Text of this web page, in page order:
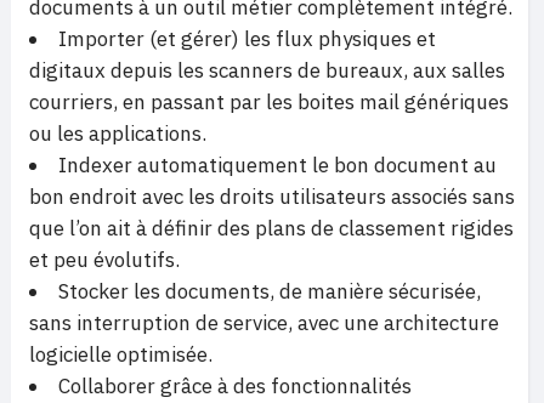
documents à un outil métier complètement intégré.
Importer (et gérer) les flux physiques et
digitaux depuis les scanners de bureaux, aux salles
courriers, en passant par les boites mail génériques
ou les applications.
Indexer automatiquement le bon document au
bon endroit avec les droits utilisateurs associés sans
que l’on ait à définir des plans de classement rigides
et peu évolutifs.
Stocker les documents, de manière sécurisée,
sans interruption de service, avec une architecture
logicielle optimisée.
Collaborer grâce à des fonctionnalités